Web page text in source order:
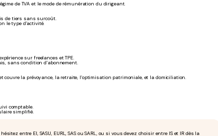
de TVA et le mode de rémunération du dirigeant.
de tiers sans surcoût.
le type d’activité.
sur freelances et TPE.
sans condition d’abonnement.
la prévoyance, la retraite, l’optimisation patrimoniale, et la domiciliation.
comptable.
simplifié.
entre EI, SASU, EURL, SAS ou SARL, ou si vous devez choisir entre IS et IR dès la